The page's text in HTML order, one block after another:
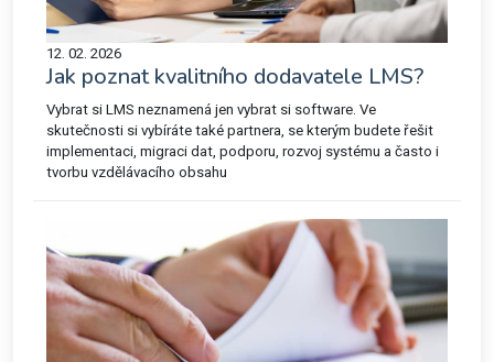
12. 02. 2026
Jak poznat kvalitního dodavatele LMS?
Vybrat si LMS neznamená jen vybrat si software. Ve
skutečnosti si vybíráte také partnera, se kterým budete řešit
implementaci, migraci dat, podporu, rozvoj systému a často i
tvorbu vzdělávacího obsahu